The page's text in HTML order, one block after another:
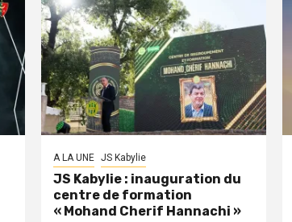
A LA UNE JS Kabylie
JS Kabylie : inauguration du
centre de formation
« Mohand Cherif Hannachi »